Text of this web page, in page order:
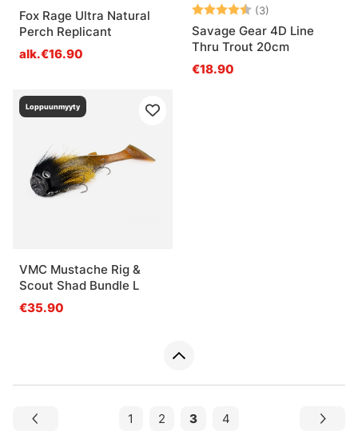
Fox Rage Ultra Natural
Perch Replicant
alk.€16.90
Arvio: (3)
Savage Gear 4D Line
Thru Trout 20cm
€18.90
Loppuunmyyty
VMC Mustache Rig &
Scout Shad Bundle L
€35.90
1 2 3 4